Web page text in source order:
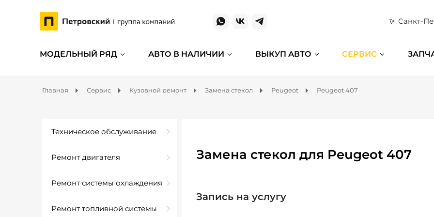
Санкт-
МОДЕЛЬНЫЙ РЯД АВТО В НАЛИЧИИ ВЫКУП АВТО СЕРВИС
Главная Сервис Кузовной ремонт Замена стекол Peugeot Peugeot 407
Техническое обслуживание
Ремонт двигателя
Ремонт системы охлаждения
Ремонт топливной системы
Замена стекол для Peugeot 407
Запись на услугу